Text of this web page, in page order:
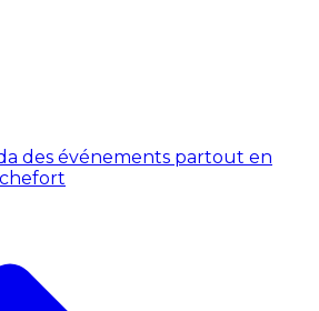
des événements partout en